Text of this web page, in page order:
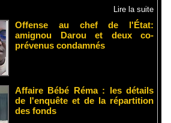
Lire la suite
Offense au chef de l'État:
amignou Darou et deux co-
prévenus condamnés
Affaire Bébé Réma : les détails
de l'enquête et de la répartition
des fonds